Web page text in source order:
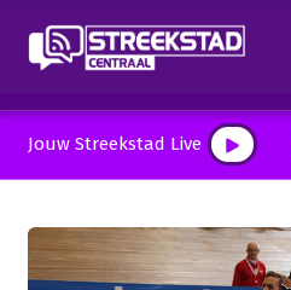
Jouw Streekstad Live